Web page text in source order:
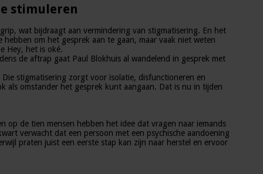
stimuleren
wat bijdraagt aan vermindering van stigmatisering. En het
om het gesprek aan te gaan, maar vaak niet weten
Hey, het is oké.
de aftrap gaat Paul Blokhuis al wandelend in gesprek met
stigmatisering zorgt voor isolatie, disfunctioneren en
als omstander het gesprek kunt aangaan. Dat is nu in tijden
op de tien mensen hebben het idee dat vragen naar iemands
verwacht dat een persoon met een psychische aandoening
praten juist een eerste stap kan zijn naar herstel en ervoor